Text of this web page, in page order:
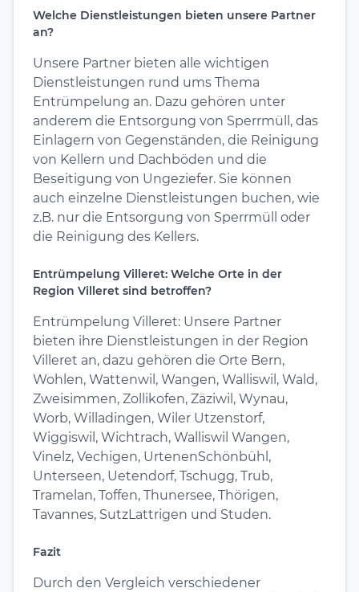
Welche Dienstleistungen bieten unsere Partner
an?
Unsere Partner bieten alle wichtigen
Dienstleistungen rund ums Thema
Entrümpelung an. Dazu gehören unter
anderem die Entsorgung von Sperrmüll, das
Einlagern von Gegenständen, die Reinigung
von Kellern und Dachböden und die
Beseitigung von Ungeziefer. Sie können
auch einzelne Dienstleistungen buchen, wie
z.B. nur die Entsorgung von Sperrmüll oder
die Reinigung des Kellers.
Entrümpelung Villeret: Welche Orte in der
Region Villeret sind betroffen?
Entrümpelung Villeret: Unsere Partner
bieten ihre Dienstleistungen in der Region
Villeret an, dazu gehören die Orte Bern,
Wohlen, Wattenwil, Wangen, Walliswil, Wald,
Zweisimmen, Zollikofen, Zäziwil, Wynau,
Worb, Willadingen, Wiler Utzenstorf,
Wiggiswil, Wichtrach, Walliswil Wangen,
Vinelz, Vechigen, UrtenenSchönbühl,
Unterseen, Uetendorf, Tschugg, Trub,
Tramelan, Toffen, Thunersee, Thörigen,
Tavannes, SutzLattrigen und Studen.
Fazit
Durch den Vergleich verschiedener